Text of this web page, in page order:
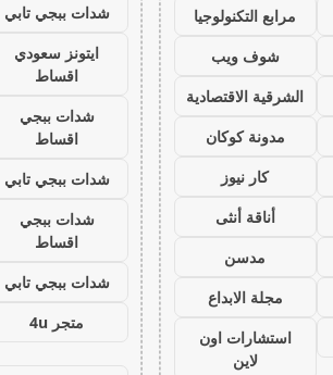
مرابع التكنولوجيا
شوف ويب
الشرقية الاقتصادية
مدونة كوكان
كار نيوز
أناقة أنثى
مدسن
مجلة الابداع
استشارات اون
لاين
شدات ببجي تابي
ايتونز سعودي
اقساط
شدات ببجي
اقساط
شدات ببجي تابي
شدات ببجي
اقساط
شدات ببجي تابي
متجر 4u